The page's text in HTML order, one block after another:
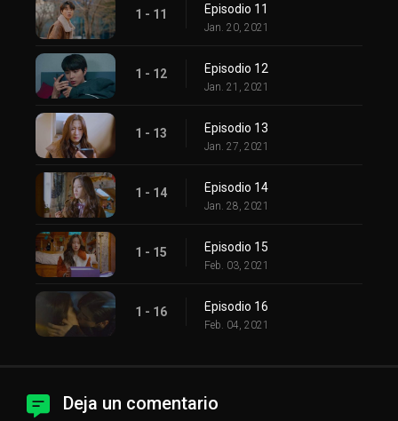
1 - 11 Episodio 11
Jan. 20, 2021
1 - 12 Episodio 12
Jan. 21, 2021
1 - 13 Episodio 13
Jan. 27, 2021
1 - 14 Episodio 14
Jan. 28, 2021
1 - 15 Episodio 15
Feb. 03, 2021
1 - 16 Episodio 16
Feb. 04, 2021
Deja un comentario